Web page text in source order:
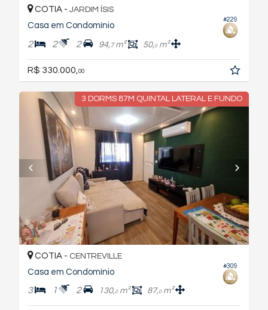
#229
COTIA - JARDIM ÍSIS
Casa em Condomínio
2 2 2 94,7m² 50,0m²
R$ 330.000, 00
3 DORMS 87M QUINTAL LATERAL E FUNDO
#309
COTIA - CENTREVILLE
Casa em Condomínio
3 1 2 130,0m² 87,0m²